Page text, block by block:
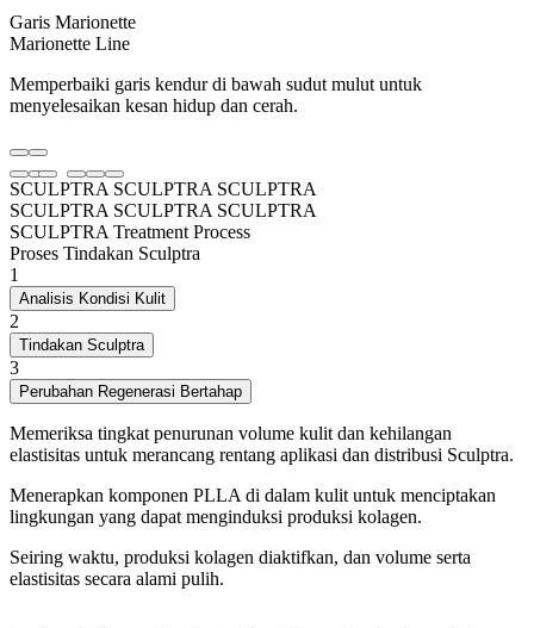
Garis Marionette
Marionette Line
Memperbaiki garis kendur di bawah sudut mulut untuk
menyelesaikan kesan hidup dan cerah.
SCULPTRA SCULPTRA SCULPTRA
SCULPTRA SCULPTRA SCULPTRA
SCULPTRA Treatment Process
Proses Tindakan Sculptra
1
Analisis Kondisi Kulit
2
Tindakan Sculptra
3
Perubahan Regenerasi Bertahap
Memeriksa tingkat penurunan volume kulit dan kehilangan
elastisitas untuk merancang rentang aplikasi dan distribusi Sculptra.
Menerapkan komponen PLLA di dalam kulit untuk menciptakan
lingkungan yang dapat menginduksi produksi kolagen.
Seiring waktu, produksi kolagen diaktifkan, dan volume serta
elastisitas secara alami pulih.